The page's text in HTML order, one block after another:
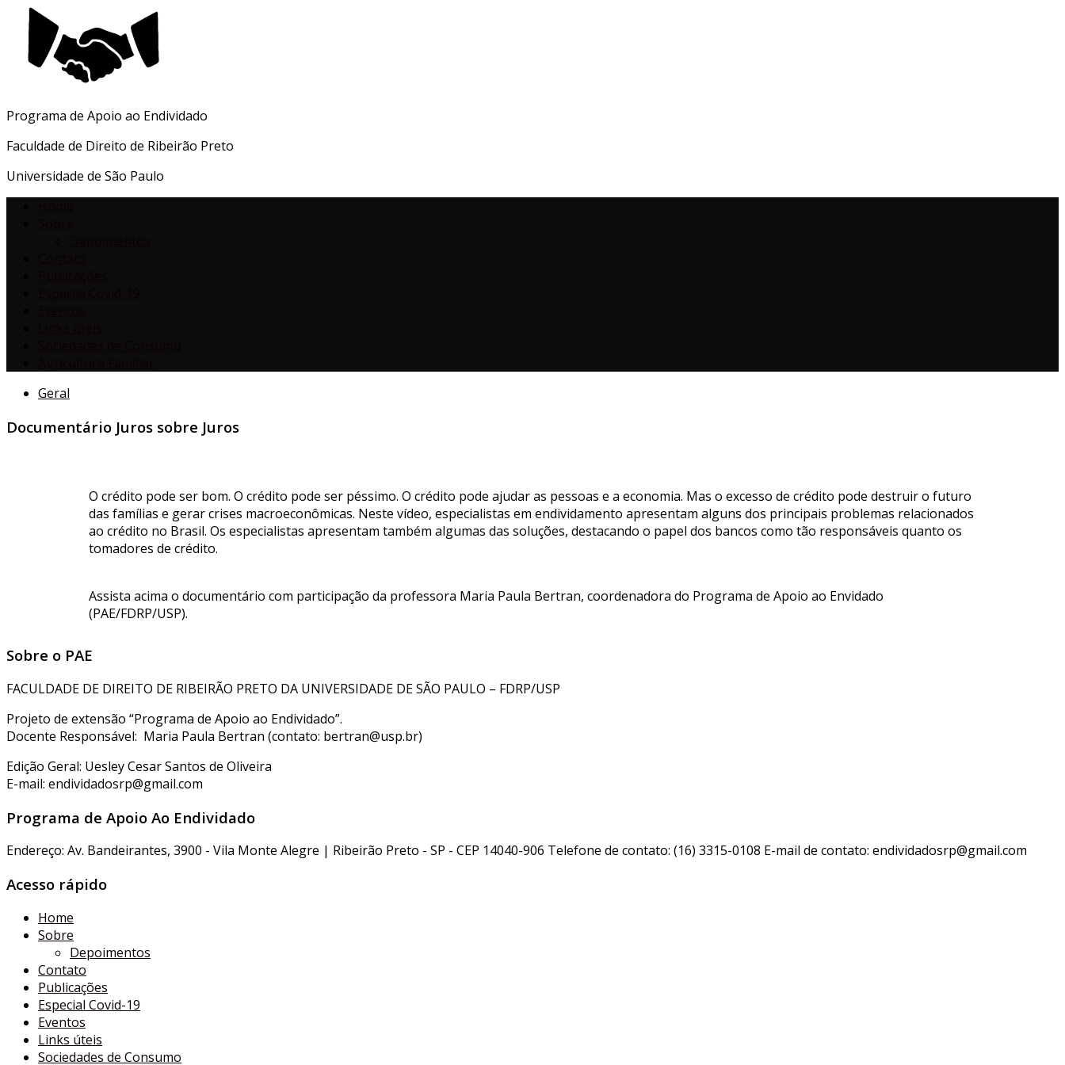
Programa de Apoio ao Endividado
Faculdade de Direito de Ribeirão Preto
Universidade de São Paulo
Geral
Documentário Juros sobre Juros
O crédito pode ser bom. O crédito pode ser péssimo. O crédito pode ajudar as pessoas e a economia. Mas o excesso de crédito pode destruir o futuro
das famílias e gerar crises macroeconômicas. Neste vídeo, especialistas em endividamento apresentam alguns dos principais problemas relacionados
ao crédito no Brasil. Os especialistas apresentam também algumas das soluções, destacando o papel dos bancos como tão responsáveis quanto os
tomadores de crédito.
Assista acima o documentário com participação da professora Maria Paula Bertran, coordenadora do Programa de Apoio ao Envidado
(PAE/FDRP/USP).
Sobre o PAE
FACULDADE DE DIREITO DE RIBEIRÃO PRETO DA UNIVERSIDADE DE SÃO PAULO – FDRP/USP
Projeto de extensão “Programa de Apoio ao Endividado”.
Docente Responsável: Maria Paula Bertran (contato: bertran@usp.br)
Edição Geral: Uesley Cesar Santos de Oliveira
E-mail: endividadosrp@gmail.com
Programa de Apoio Ao Endividado
Endereço: Av. Bandeirantes, 3900 - Vila Monte Alegre | Ribeirão Preto - SP - CEP 14040-906 Telefone de contato: (16) 3315-0108 E-mail de contato: endividadosrp@gmail.com
Acesso rápido
Home
Sobre
Depoimentos
Contato
Publicações
Especial Covid-19
Eventos
Links úteis
Sociedades de Consumo